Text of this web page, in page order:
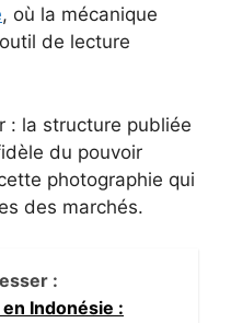
, où la mécanique
de lecture
: la structure publiée
du pouvoir
photographie qui
des marchés.
:
Indonésie :